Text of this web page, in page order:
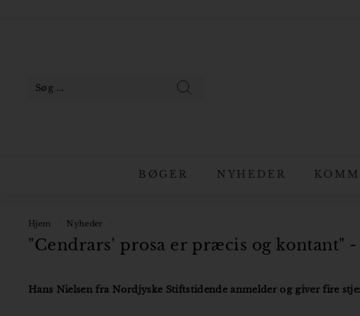
BØGER NYHEDER
Hjem Nyheder
"Cendrars' prosa er præcis og
Hans Nielsen fra Nordjyske Stiftstidende anmelder og giver fire